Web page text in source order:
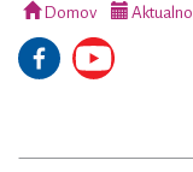
Domov Aktualno